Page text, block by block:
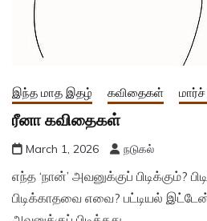
இந்த மாத இதழ் கவிதைகள்
ரீனா கவிதைகள்
March 1, 2026 நடுகல்
எந்த ‘நான்’ அவனுக்குப் பிடிக்கும்?
பிடிக்காதவை எவை? பட்டியல்